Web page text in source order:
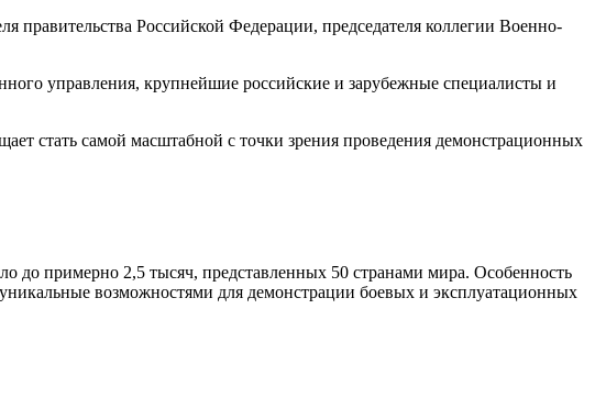
правительства Российской Федерации, председателя коллегии Военно-
управления, крупнейшие российские и зарубежные специалисты и
стать самой масштабной с точки зрения проведения демонстрационных
до примерно 2,5 тысяч, представленных 50 странами мира. Особенность
возможностями для демонстрации боевых и эксплуатационных